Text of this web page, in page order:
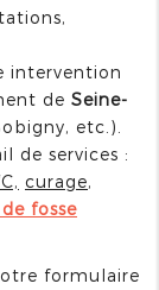
intervention
de Seine-
etc.).
de services :
curage,
fosse
formulaire